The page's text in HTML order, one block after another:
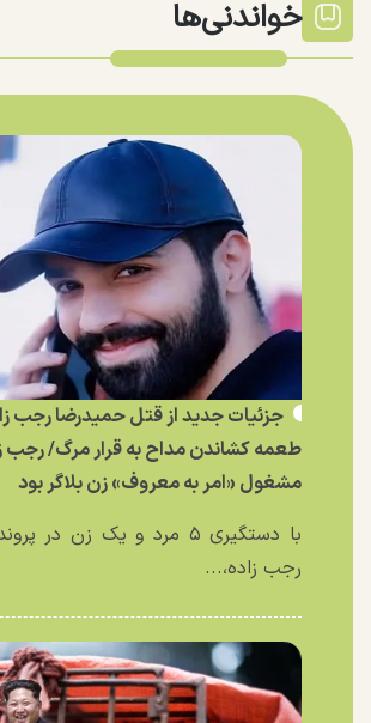
خواندنی‌ها
جزئیات جدید از قتل حمیدرضا رجب
مشغول «امر به معروف» زن بلاگر بود
با دستگیری ۵ مرد و یک زن در
رجب زاده،...